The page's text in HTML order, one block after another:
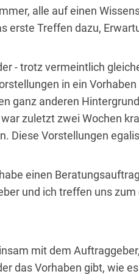
alle auf einen
erste Treffen dazu,
- trotz vermeintlich
in ein
ganz anderen
zuletzt zwei Wochen
Diese Vorstellungen
einen
und ich treffen uns zum
mit dem
das Vorhaben gibt, wie